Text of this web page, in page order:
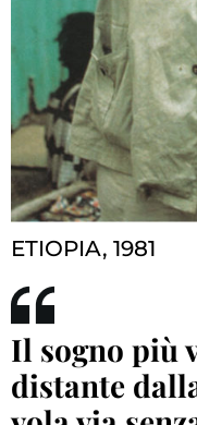
ETIOPIA, 1981
Il sogno più
distante